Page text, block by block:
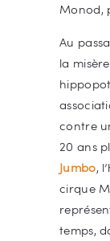
Monod,
Au
la
contre
20 ans
Jumbo,
cirque
temps,